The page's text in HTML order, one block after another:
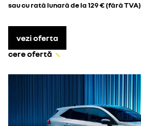
sau cu rată lunară de la 129 € (fără TVA)
vezi oferta
cere ofertă